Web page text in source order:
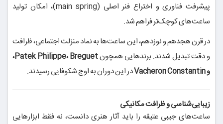
پیشرفت فناوری و اختراع فنر اصلی (main spring)، امکان تولید
ساعت‌های کوچک‌تر فراهم شد.
در قرن هجدهم و نوزدهم، این ساعت‌ها به نماد منزلت اجتماعی، ظرافت
و دقت تبدیل شدند. برندهایی همچون
Patek Philippe، Breguet،
و Vacheron Constantin
در این دوران به اوج شکوفایی رسیدند.
زیبایی‌شناسی و ظرافت مکانیکی
ساعت‌های جیبی عتیقه را باید آثار هنری دانست، نه فقط ابزارهایی